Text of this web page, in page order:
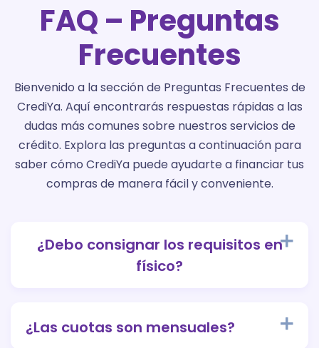
FAQ – Preguntas
Frecuentes
Bienvenido a la sección de Preguntas Frecuentes de
CrediYa. Aquí encontrarás respuestas rápidas a las
dudas más comunes sobre nuestros servicios de
crédito. Explora las preguntas a continuación para
saber cómo CrediYa puede ayudarte a financiar tus
compras de manera fácil y conveniente.
¿Debo consignar los requisitos en
físico?
¿Las cuotas son mensuales?